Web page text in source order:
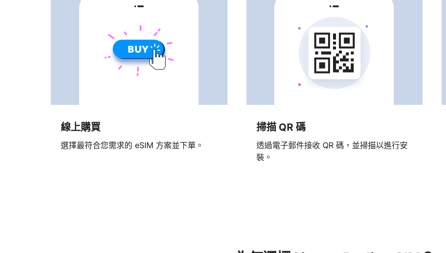
線上購買
選擇最符合您需求的 eSIM 方案並下單。
掃描 QR 碼
透過電子郵件接收 QR 碼，並掃描以進行安
裝。